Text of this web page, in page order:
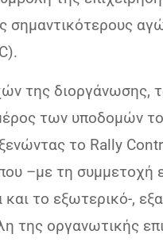
σημαντικότερους
της διοργάνωσης,
των υποδομών
το Rally
–με τη
το εξωτερικό-,
της οργανωτικής